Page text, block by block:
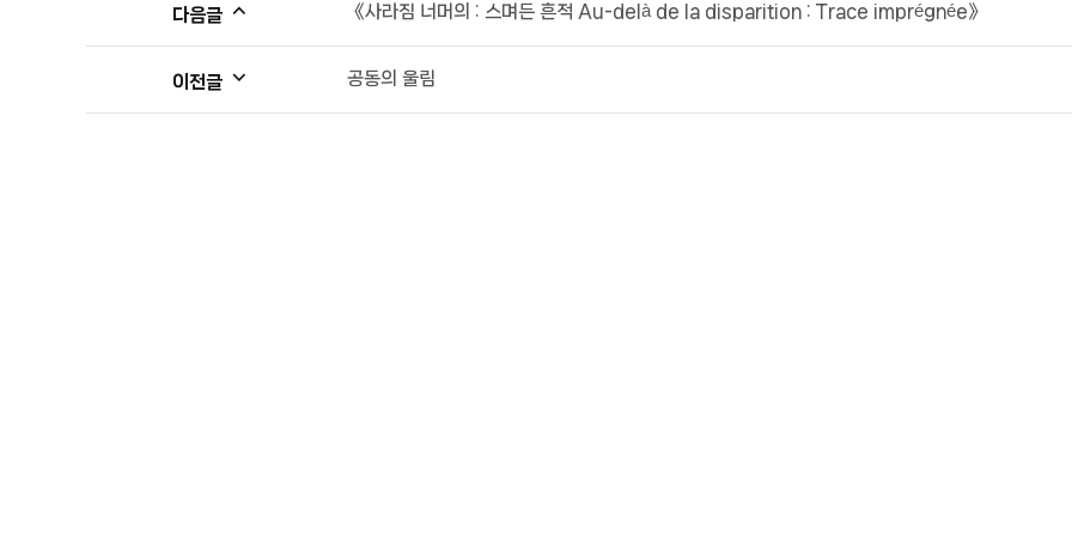
다음글 《사라짐 너머의 : 스며든 흔적 Au-delà de la disparition : Trace imprégnée》
이전글 공동의 울림